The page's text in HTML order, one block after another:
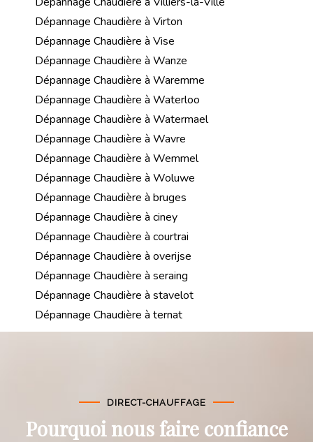
Dépannage Chaudière à Virton
Dépannage Chaudière à Vise
Dépannage Chaudière à Wanze
Dépannage Chaudière à Waremme
Dépannage Chaudière à Waterloo
Dépannage Chaudière à Watermael
Dépannage Chaudière à Wavre
Dépannage Chaudière à Wemmel
Dépannage Chaudière à Woluwe
Dépannage Chaudière à bruges
Dépannage Chaudière à ciney
Dépannage Chaudière à courtrai
Dépannage Chaudière à overijse
Dépannage Chaudière à seraing
Dépannage Chaudière à stavelot
Dépannage Chaudière à ternat
DIRECT-CHAUFFAGE
Pourquoi nous faire confiance